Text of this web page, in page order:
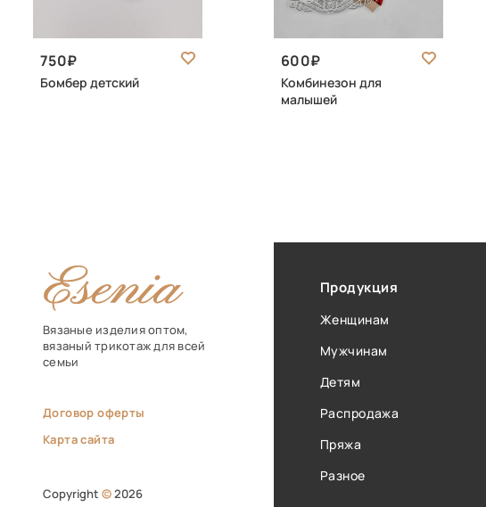
750
Бомбер детский
600
Комбинезон для
малышей
Вязаные изделия оптом,
вязаный трикотаж для всей
семьи
Договор оферты
Карта сайта
Copyright ©2026
Продукция
Женщинам
Мужчинам
Детям
Распродажа
Пряжа
Разное